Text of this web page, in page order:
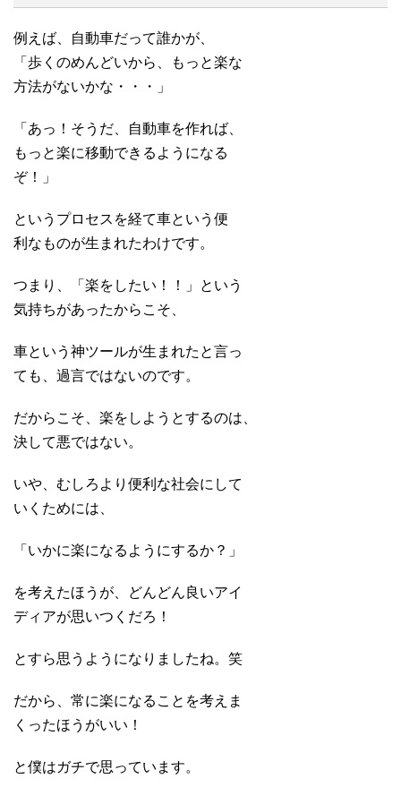
例えば、自動車だって誰かが、
「歩くのめんどいから、もっと楽な
方法がないかな・・・」
「あっ！そうだ、自動車を作れば、
もっと楽に移動できるようになる
ぞ！」
というプロセスを経て車という便
利なものが生まれたわけです。
つまり、「楽をしたい！！」という
気持ちがあったからこそ、
車という神ツールが生まれたと言っ
ても、過言ではないのです。
だからこそ、楽をしようとするのは、
決して悪ではない。
いや、むしろより便利な社会にして
いくためには、
「いかに楽になるようにするか？」
を考えたほうが、どんどん良いアイ
ディアが思いつくだろ！
とすら思うようになりましたね。笑
だから、常に楽になることを考えま
くったほうがいい！
と僕はガチで思っています。